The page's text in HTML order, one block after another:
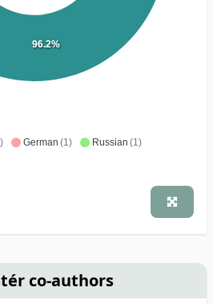
German (1) Russian (1)
96.2%
co-authors